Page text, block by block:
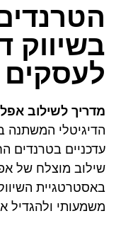
בשיווק
לעסקים
מדריך לשילוב
הדיגיטלי המשתנה
עדכניים בטרנדים
שילוב מוצלח של
באסטרטגיית
משמעותי ולהגדיל